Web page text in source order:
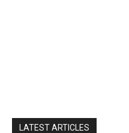
LATEST ARTICLES